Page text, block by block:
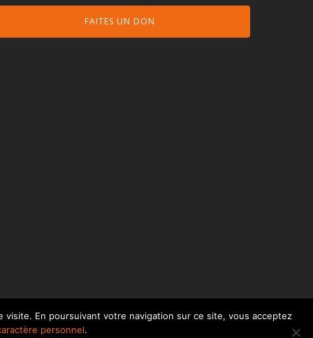
FAITES UN DON
En poursuivant votre navigation sur ce site, vous acceptez
personnel.